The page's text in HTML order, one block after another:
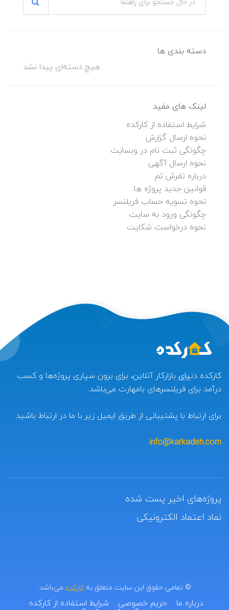
دسته بندی ها
هیچ دسته‌ای پیدا نشد
لینک های مفید
شرایط استفاده از کارکده
نحوه ارسال گزارش
چگونگی ثبت نام در وبسایت
نحوه ارسال آگهی
درباره تفرش تم
قوانین جدید پروژه ها
نحوه تسویه حساب فریلنسر
چگونگی ورود به سایت
نحوه درخواست شکایت
کارکده دنیای بازارکار آنلاین، برای برون سپاری پروژه‌ها و کسب
درآمد برای فریلنسرهای بامهارت می‌باشد.
برای ارتباط با پشتیبانی از طریق ایمیل زیر با ما در ارتباط باشید:
info@karkadeh.com
پروژه‌های اخیر پست شده
نماد اعتماد الکترونیکی
© تمامی حقوق این سایت متعلق بهکارکده می‌باشد.
درباره ما حریم خصوصی شرایط استفاده از کارکده